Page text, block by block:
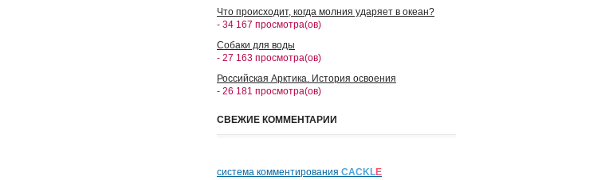
Что происходит, когда молния ударяет в океан?
- 34 167 просмотра(ов)
Собаки для воды
- 27 163 просмотра(ов)
Российская Арктика. История освоения
- 26 181 просмотра(ов)
СВЕЖИЕ КОММЕНТАРИИ
система комментирования CACKLE